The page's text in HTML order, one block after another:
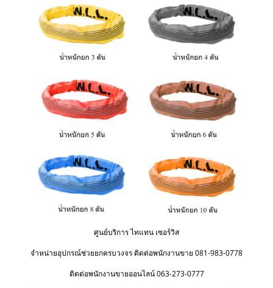
ศูนย์บริการ ไทแทน เซอร์วิส
จำหน่ายอุปกรณ์ช่วยยกครบวงจร ติดต่อพนักงานขาย 081-983-0778
ติดต่อพนักงานขายออนไลน์ 063-273-0777